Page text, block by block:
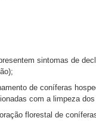
sintomas de
de coníferas
com a limpeza
florestal de